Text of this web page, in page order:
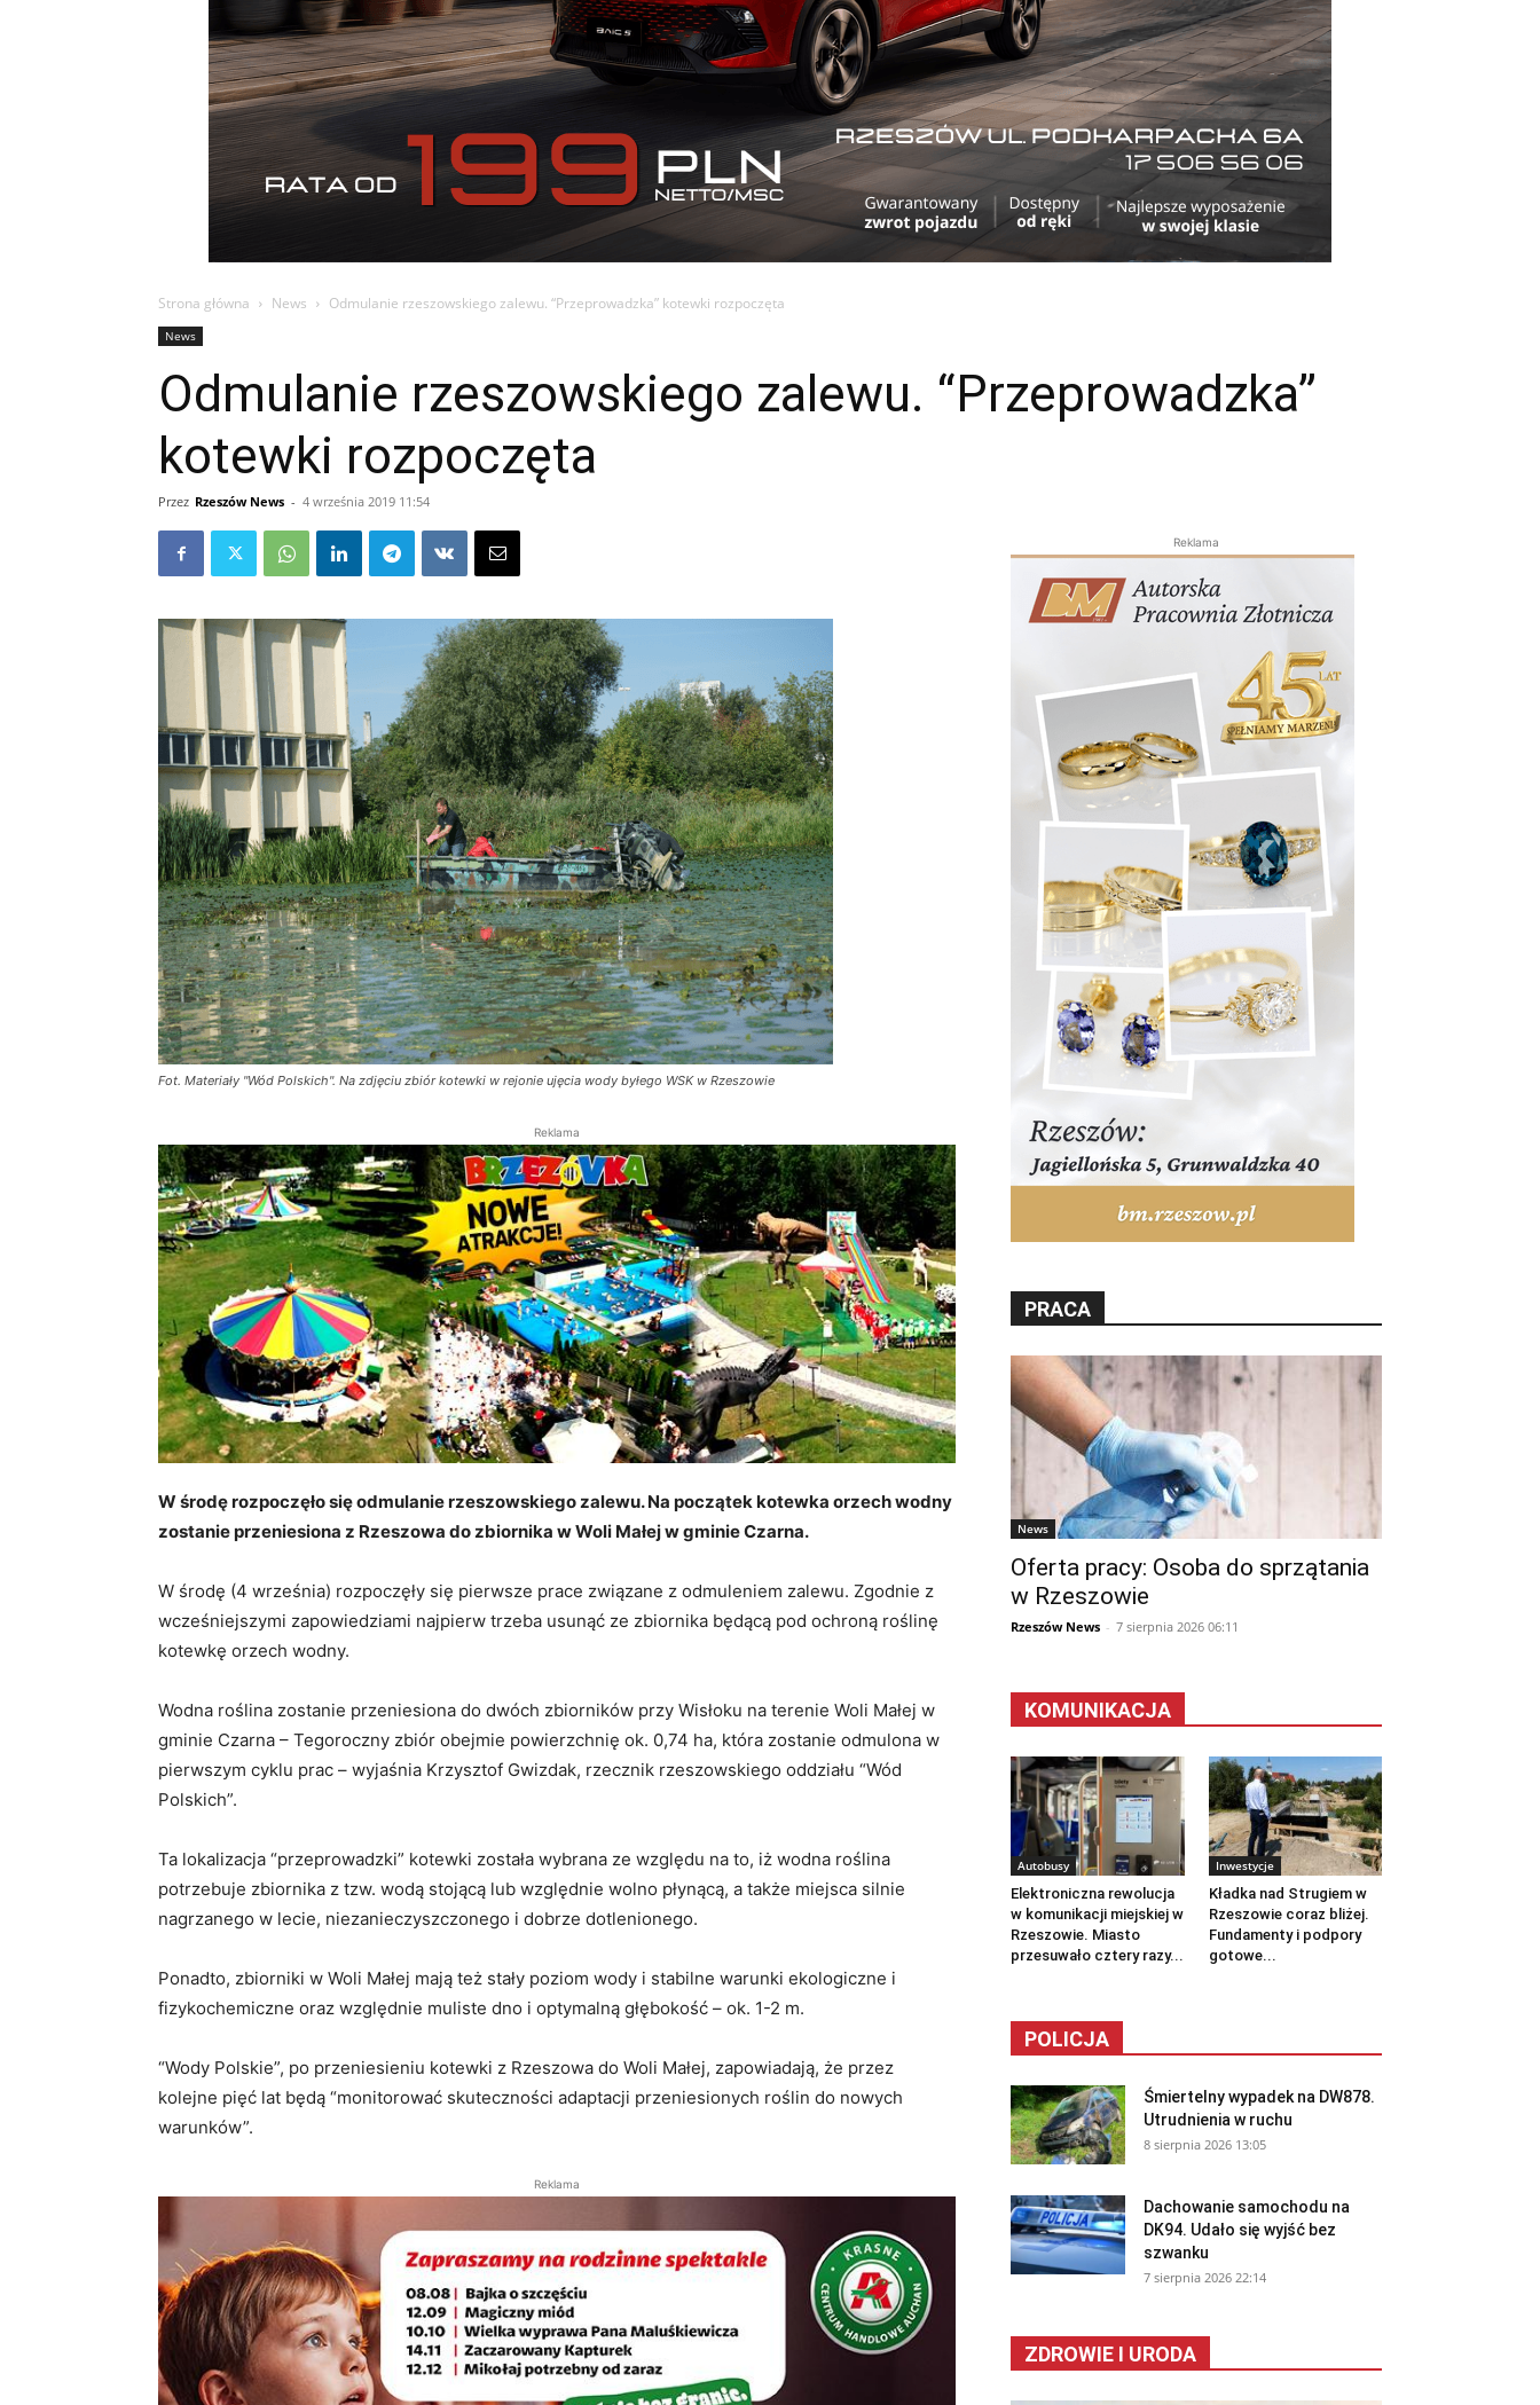
Strona główna News Odmulanie rzeszowskiego zalewu. “Przeprowadzka” kotewki rozpoczęta
News
Odmulanie rzeszowskiego zalewu. “Przeprowadzka”
kotewki rozpoczęta
Przez Rzeszów News - 4 września 2019 11:54
Fot. Materiały "Wód Polskich". Na zdjęciu zbiór kotewki w rejonie ujęcia wody byłego WSK w Rzeszowie
Reklama
W środę rozpoczęło się odmulanie rzeszowskiego zalewu. Na początek kotewka orzech wodny
zostanie przeniesiona z Rzeszowa do zbiornika w Woli Małej w gminie Czarna.
W środę (4 września) rozpoczęły się pierwsze prace związane z odmuleniem zalewu. Zgodnie z
wcześniejszymi zapowiedziami najpierw trzeba usunąć ze zbiornika będącą pod ochroną roślinę
kotewkę orzech wodny.
Wodna roślina zostanie przeniesiona do dwóch zbiorników przy Wisłoku na terenie Woli Małej w
gminie Czarna – Tegoroczny zbiór obejmie powierzchnię ok. 0,74 ha, która zostanie odmulona w
pierwszym cyklu prac – wyjaśnia Krzysztof Gwizdak, rzecznik rzeszowskiego oddziału “Wód
Polskich”.
Ta lokalizacja “przeprowadzki” kotewki została wybrana ze względu na to, iż wodna roślina
potrzebuje zbiornika z tzw. wodą stojącą lub względnie wolno płynącą, a także miejsca silnie
nagrzanego w lecie, niezanieczyszczonego i dobrze dotlenionego.
Ponadto, zbiorniki w Woli Małej mają też stały poziom wody i stabilne warunki ekologiczne i
fizykochemiczne oraz względnie muliste dno i optymalną głębokość – ok. 1-2 m.
“Wody Polskie”, po przeniesieniu kotewki z Rzeszowa do Woli Małej, zapowiadają, że przez
kolejne pięć lat będą “monitorować skuteczności adaptacji przeniesionych roślin do nowych
warunków”.
Reklama
Reklama
PRACA
News
Oferta pracy: Osoba do sprzątania
w Rzeszowie
Rzeszów News - 7 sierpnia 2026 06:11
KOMUNIKACJA
Autobusy
Elektroniczna rewolucja
w komunikacji miejskiej w
Rzeszowie. Miasto
przesuwało cztery razy...
Inwestycje
Kładka nad Strugiem w
Rzeszowie coraz bliżej.
Fundamenty i podpory
gotowe...
POLICJA
Śmiertelny wypadek na DW878.
Utrudnienia w ruchu
8 sierpnia 2026 13:05
Dachowanie samochodu na
DK94. Udało się wyjść bez
szwanku
7 sierpnia 2026 22:14
ZDROWIE I URODA